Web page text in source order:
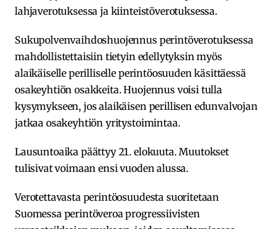
lahjaverotuksessa ja kiinteistöverotuksessa.
Sukupolvenvaihdoshuojennus perintöverotuksessa
mahdollistettaisiin tietyin edellytyksin myös
alaikäiselle perilliselle perintöosuuden käsittäessä
osakeyhtiön osakkeita. Huojennus voisi tulla
kysymykseen, jos alaikäisen perillisen edunvalvojan
jatkaa osakeyhtiön yritystoimintaa.
Lausuntoaika päättyy 21. elokuuta. Muutokset
tulisivat voimaan ensi vuoden alussa.
Verotettavasta perintöosuudesta suoritetaan
Suomessa perintöveroa progressiivisten